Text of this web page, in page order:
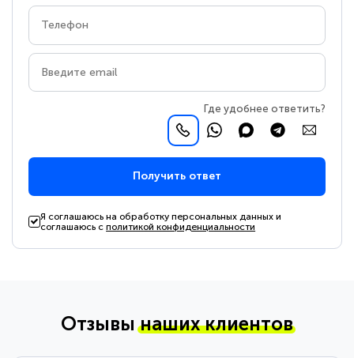
Где удобнее ответить?
Получить ответ
Я соглашаюсь на обработку персональных данных и
соглашаюсь сполитикой конфиденциальности
Отзывынаших клиентов